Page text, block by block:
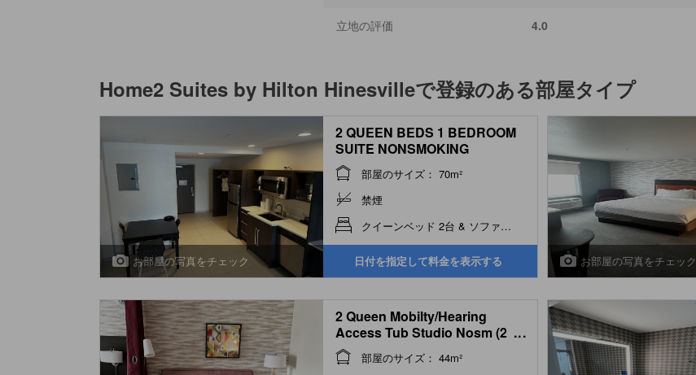
立地の評価 4.0
Home2 Suites by Hilton Hinesvilleで登録のある部屋タイプ
お部屋の写真をチェック
2 QUEEN BEDS 1 BEDROOM
SUITE NONSMOKING
部屋のサイズ： 70m²
禁煙
クイーンベッド 2台 & ソファーベッド 1台
日付を指定して料金を表示する お部屋の写真をチェック
2 Queen Mobilty/Hearing
Access Tub Studio Nosm (2
queen mobilty/hearing access
tub studio nosm)
...
部屋のサイズ： 44m²